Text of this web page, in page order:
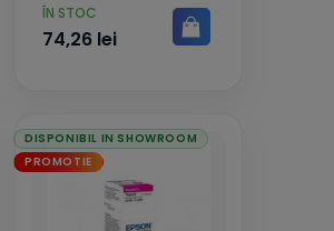
PRET
ÎN STOC
74,26 lei
DISPONIBIL IN SHOWROOM
PROMOTIE